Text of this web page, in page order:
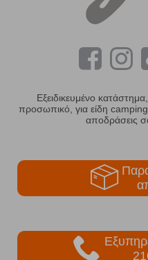
Εξειδικευμένο
προσωπικό, για είδη
αποδράσεις